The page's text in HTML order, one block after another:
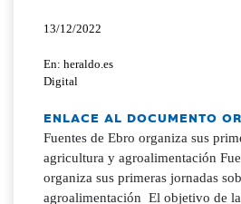
13/12/2022
En: heraldo.es
Digital
ENLACE AL DOCUMENTO
Fuentes de Ebro organiza sus
agricultura y agroalimentación
organiza sus primeras jornadas
agroalimentación El objetivo de